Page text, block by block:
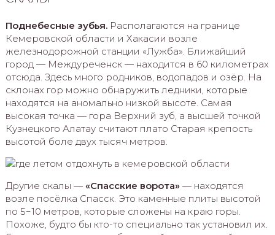
Поднебесные зубья.Располагаются на границе
Кемеровской области и Хакасии возле
железнодорожной станции «Лужба». Ближайший
город — Междуреченск — находится в 60 километрах
отсюда. Здесь много родников, водопадов и озёр. На
склонах гор можно обнаружить ледники, которые
находятся на аномально низкой высоте. Самая
высокая точка — гора Верхний зуб, а высшей точкой
Кузнецкого Алатау считают плато Старая крепость
высотой боле двух тысяч метров.
Другие скалы — «Спасские ворота» — находятся
возле посёлка Спасск. Это каменные плиты высотой
по 5−10 метров, которые сложены на краю горы.
Похоже, будто бы кто-то специально так установил их.